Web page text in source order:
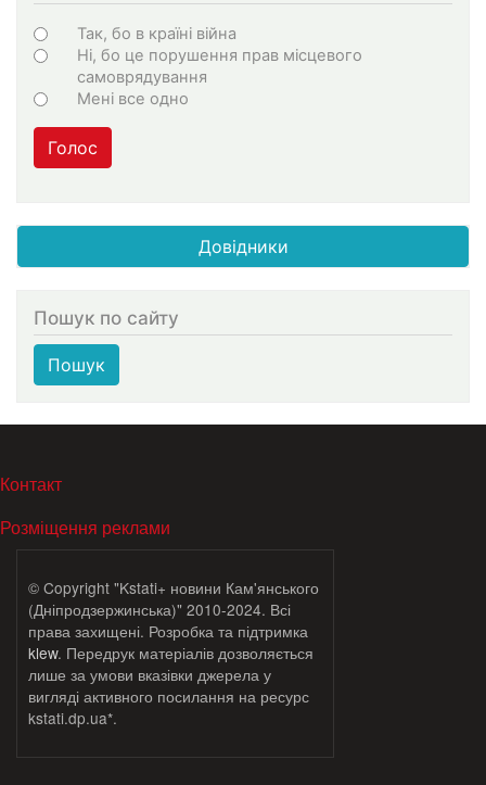
Варіанти
Так, бо в країні війна
Ні, бо це порушення прав місцевого
самоврядування
Мені все одно
Голос
Довідники
Пошук по сайту
Пошук
МЕНЮ В ПОДВАЛЕ
Контакт
Розміщення реклами
© Copyright "Kstati+ новини Кам'янського
(Дніпродзержинська)" 2010-2024. Всі
права захищені. Розробка та підтримка
klew. Передрук матеріалів дозволяється
лише за умови вказівки джерела у
вигляді активного посилання на ресурс
kstati.dp.ua*.